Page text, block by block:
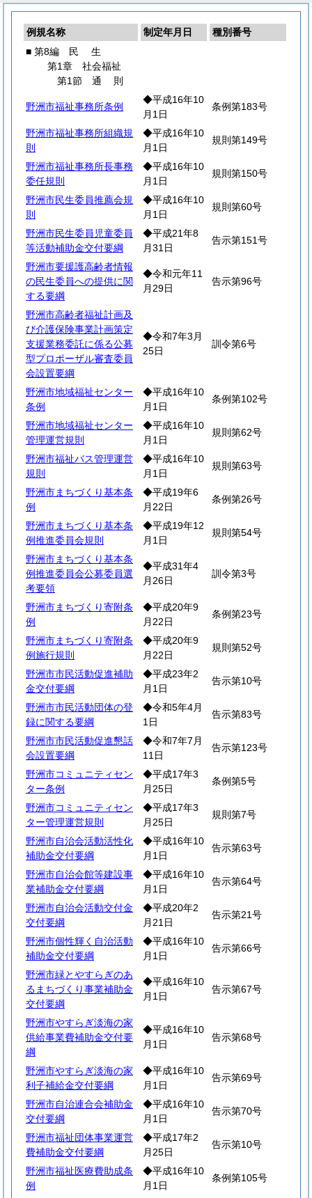
例規名称 制定年月日
種別番号
■ 第8編
民 生
第1章 社会福祉
第1節 通 則
野洲市福祉事務所条例
◆平成16年10
月1日
条例第183号
野洲市福祉事務所組織規
則
◆平成16年10
月1日
規則第149号
野洲市福祉事務所長事務
委任規則
◆平成16年10
月1日
規則第150号
野洲市民生委員推薦会規
則
◆平成16年10
月1日
規則第60号
野洲市民生委員児童委員
等活動補助金交付要綱
◆平成21年8
月31日
告示第151号
野洲市要援護高齢者情報
の民生委員への提供に関
する要綱
◆令和元年11
月29日
告示第96号
野洲市高齢者福祉計画及
び介護保険事業計画策定
支援業務委託に係る公募
型プロポーザル審査委員
会設置要綱
◆令和7年3月
25日
訓令第6号
野洲市地域福祉センター
条例
◆平成16年10
月1日
条例第102号
野洲市地域福祉センター
管理運営規則
◆平成16年10
月1日
規則第62号
野洲市福祉バス管理運営
規則
◆平成16年10
月1日
規則第63号
野洲市まちづくり基本条
例
◆平成19年6
月22日
条例第26号
野洲市まちづくり基本条
例推進委員会規則
◆平成19年12
月1日
規則第54号
野洲市まちづくり基本条
例推進委員会公募委員選
考要領
◆平成31年4
月26日
訓令第3号
野洲市まちづくり寄附条
例
◆平成20年9
月22日
条例第23号
野洲市まちづくり寄附条
例施行規則
◆平成20年9
月22日
規則第52号
野洲市市民活動促進補助
金交付要綱
◆平成23年2
月1日
告示第10号
野洲市市民活動団体の登
録に関する要綱
◆令和5年4月
1日
告示第83号
野洲市市民活動促進懇話
会設置要綱
◆令和7年7月
11日
告示第123号
野洲市コミュニティセン
ター条例
◆平成17年3
月25日
条例第5号
野洲市コミュニティセン
ター管理運営規則
◆平成17年3
月25日
規則第7号
野洲市自治会活動活性化
補助金交付要綱
◆平成16年10
月1日
告示第63号
野洲市自治会館等建設事
業補助金交付要綱
◆平成16年10
月1日
告示第64号
野洲市自治会活動交付金
交付要綱
◆平成20年2
月21日
告示第21号
野洲市個性輝く自治活動
補助金交付要綱
◆平成16年10
月1日
告示第66号
野洲市緑とやすらぎのあ
るまちづくり事業補助金
交付要綱
◆平成16年10
月1日
告示第67号
野洲市やすらぎ淡海の家
供給事業費補助金交付要
綱
◆平成16年10
月1日
告示第68号
野洲市やすらぎ淡海の家
利子補給金交付要綱
◆平成16年10
月1日
告示第69号
野洲市自治連合会補助金
交付要綱
◆平成16年10
月1日
告示第70号
野洲市福祉団体事業運営
費補助金交付要綱
◆平成17年2
月25日
告示第10号
野洲市福祉医療費助成条
例
◆平成16年10
月1日
条例第105号